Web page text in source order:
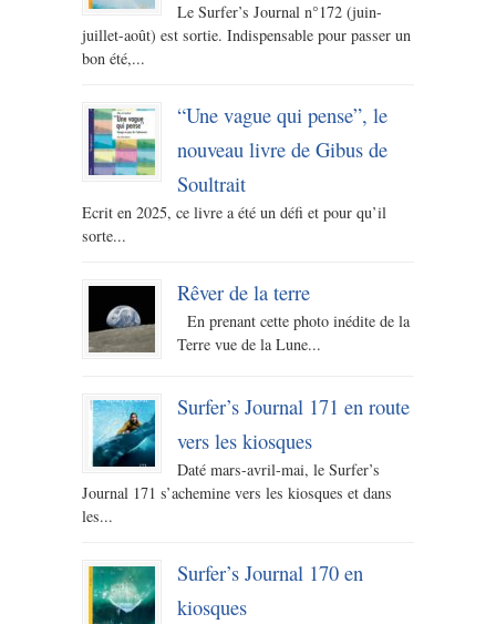
Le Surfer’s Journal n°172 (juin-
juillet-août) est sortie. Indispensable pour passer un
bon été,...
“Une vague qui pense”, le
nouveau livre de Gibus de
Soultrait
Ecrit en 2025, ce livre a été un défi et pour qu’il
sorte...
Rêver de la terre
En prenant cette photo inédite de la
Terre vue de la Lune...
Surfer’s Journal 171 en route
vers les kiosques
Daté mars-avril-mai, le Surfer’s
Journal 171 s’achemine vers les kiosques et dans
les...
Surfer’s Journal 170 en
kiosques